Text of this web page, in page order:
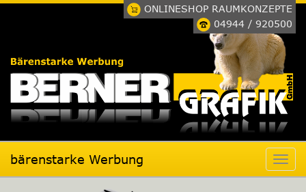
ONLINESHOP RAUMKONZEPTE
04944 / 920500
bärenstarke Werbung